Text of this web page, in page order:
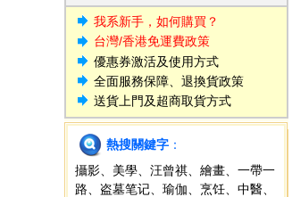
我系新手，如何購買？
台灣/香港免運費政策
優惠券激活及使用方式
全面服務保障、退換貨政策
送貨上門及超商取貨方式
熱搜關鍵字 ：
攝影
美學 汪曾祺 繪畫
一帶一
路
盗墓笔记 瑜伽 烹饪 中醫